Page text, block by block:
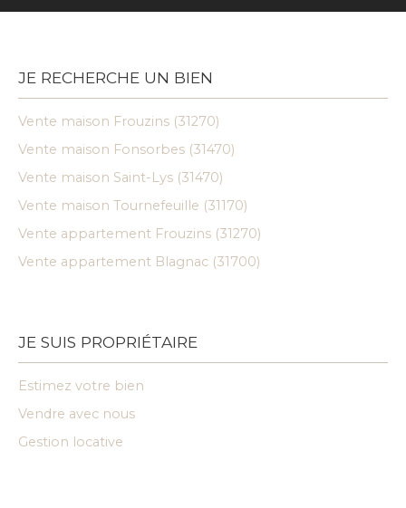
JE RECHERCHE UN BIEN
Vente maison Frouzins (31270)
Vente maison Fonsorbes (31470)
Vente maison Saint-Lys (31470)
Vente maison Tournefeuille (31170)
Vente appartement Frouzins (31270)
Vente appartement Blagnac (31700)
JE SUIS PROPRIÉTAIRE
Estimez votre bien
Vendre avec nous
Gestion locative